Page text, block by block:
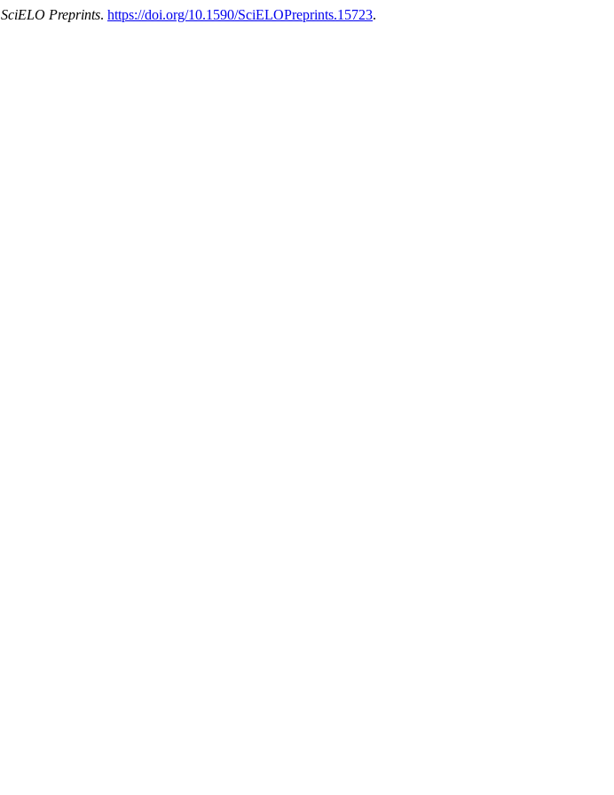
SciELO Preprints. https://doi.org/10.1590/SciELOPreprints.15723.